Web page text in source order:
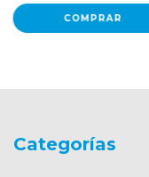
Categorías